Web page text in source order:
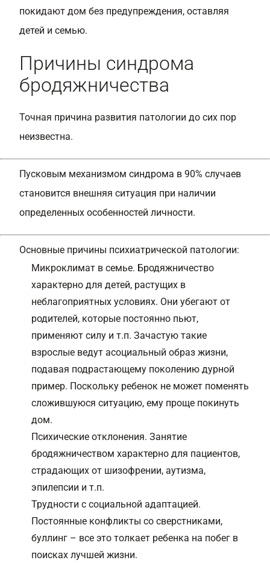
покидают дом без предупреждения, оставляя
детей и семью.
Причины синдрома
бродяжничества
Точная причина развития патологии до сих пор
неизвестна.
Пусковым механизмом синдрома в 90% случаев
становится внешняя ситуация при наличии
определенных особенностей личности.
Основные причины психиатрической патологии:
Микроклимат в семье. Бродяжничество
характерно для детей, растущих в
неблагоприятных условиях. Они убегают от
родителей, которые постоянно пьют,
применяют силу и т.п. Зачастую такие
взрослые ведут асоциальный образ жизни,
подавая подрастающему поколению дурной
пример. Поскольку ребенок не может поменять
сложившуюся ситуацию, ему проще покинуть
дом.
Психические отклонения. Занятие
бродяжничеством характерно для пациентов,
страдающих от шизофрении, аутизма,
эпилепсии и т.п.
Трудности с социальной адаптацией.
Постоянные конфликты со сверстниками,
буллинг – все это толкает ребенка на побег в
поисках лучшей жизни.